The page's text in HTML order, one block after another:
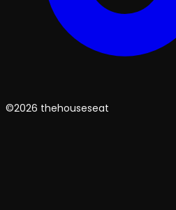
©2026 thehouseseat